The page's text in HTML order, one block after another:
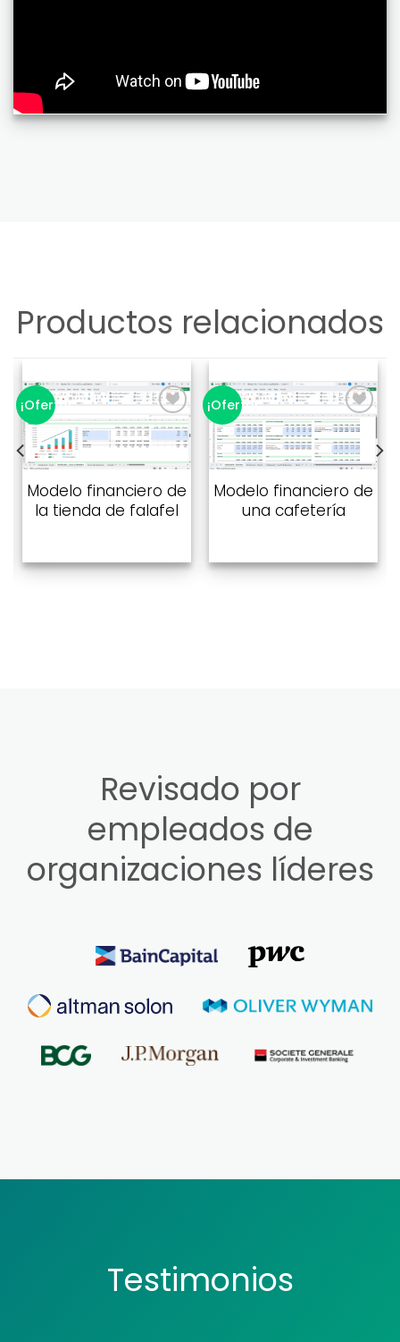
Productos relacionados
¡Oferta!
a la
lista de
deseos
Modelo financiero de
la tienda de falafel
¡Oferta!
Añadir
a la
lista de
deseos
Modelo financiero de
una cafetería
Revisado por
empleados de
organizaciones líderes
Testimonios